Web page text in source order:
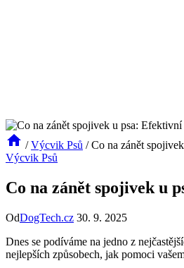
/ Výcvik Psů / Co na zánět
Výcvik Psů
Co na zánět spojivek u
OdDogTech.cz 30. 9. 2025
Dnes se podíváme na jedno z
nejlepších způsobech, jak pomoci